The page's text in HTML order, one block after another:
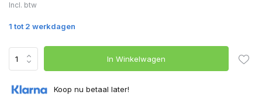
Incl. btw
1 tot 2 werkdagen
In Winkelwagen
Koop nu betaal later!